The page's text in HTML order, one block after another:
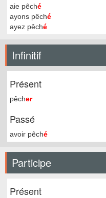
aie pêché
ayons pêché
ayez pêché
Infinitif
Présent
pêcher
Passé
avoir pêché
Participe
Présent